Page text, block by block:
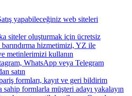
yapabileceğiniz web siteleri
siteler oluşturmak için ücretsiz
hizmetimizi, YZ ile
metinlerimizi kullanın
WhatsApp veya Telegram
satın
formları, kayıt ve geri bildirim
formlarla müşteri adayı yakalayın